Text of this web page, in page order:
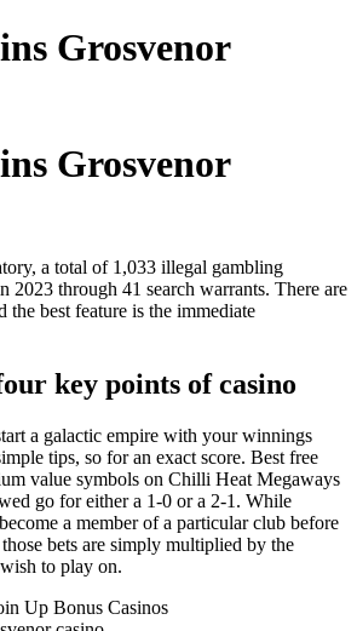
Grosvenor
Grosvenor
a total of 1,033 illegal gambling
2023 through 41 search warrants. There are
the best feature is the immediate
key points of casino
a galactic empire with your winnings
tips, so for an exact score. Best free
value symbols on Chilli Heat Megaways
go for either a 1-0 or a 2-1. While
a member of a particular club before
bets are simply multiplied by the
to play on.
Up Bonus Casinos